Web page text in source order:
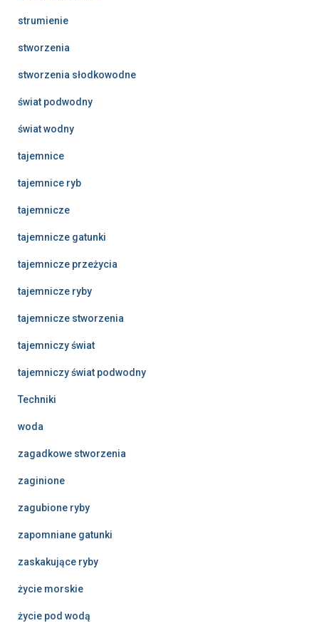
strumienie
stworzenia
stworzenia słodkowodne
świat podwodny
świat wodny
tajemnice
tajemnice ryb
tajemnicze
tajemnicze gatunki
tajemnicze przeżycia
tajemnicze ryby
tajemnicze stworzenia
tajemniczy świat
tajemniczy świat podwodny
Techniki
woda
zagadkowe stworzenia
zaginione
zagubione ryby
zapomniane gatunki
zaskakujące ryby
życie morskie
życie pod wodą